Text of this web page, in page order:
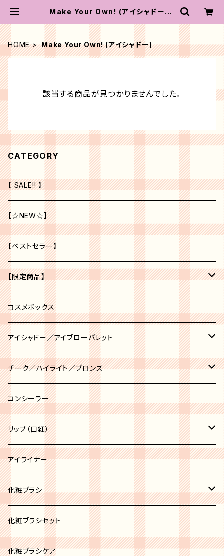
Make Your Own! (アイシャドー) |
HOME Make Your Own! (アイシャドー)
該当する商品が見つかりませんでした。
CATEGORY
【 SALE!! 】
【☆NEW☆】
【ベストセラー】
【限定商品】
福袋
コスメボックス
アイシャドー／アイブローパレット
アイブロー
アイシャドー
チーク／ハイライト／ブロンズ
チーク
チークポット
ハイライト
ブロンズ
コンシーラー
リップ（口紅）
リップパレット
リップスティック
リップグロス
リップバーム
アイライナー
化粧ブラシ
ブラシセット
カブキブラシ
化粧ブラシセット
化粧ブラシケア